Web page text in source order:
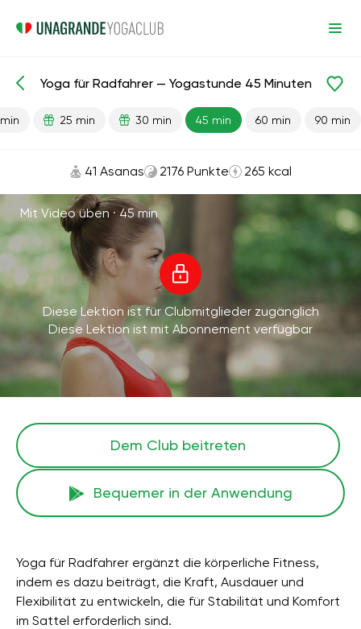
Fertige Lektionen Sport
Yoga für Radfahrer — Yogastunde 45 Minuten
25 min 30 min 45 min 60 min 90 min
41 Asanas 2176 Punkte 265 kcal
Mit Video üben ·45 min
Diese Lektion ist für Clubmitglieder zugänglich
Diese Lektion ist mit Abonnement verfügbar
Dem Club beitreten
Bequemer in der Anwendung
Yoga für Radfahrer ergänzt die körperliche Fitness,
indem es dazu beiträgt, die Kraft, Ausdauer und
Flexibilität zu entwickeln, die für Stabilität und Komfort
im Sattel erforderlich sind.